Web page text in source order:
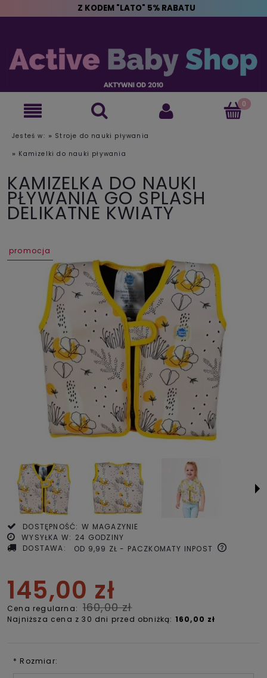
Z KODEM "LATO" 5% RABATU
Jesteś w: » Stroje do nauki pływania
» Kamizelki do nauki pływania
KAMIZELKA DO NAUKI
PŁYWANIA GO SPLASH
DELIKATNE KWIATY
promocja
DOSTĘPNOŚĆ: W MAGAZYNIE
WYSYŁKA W: 24 GODZINY
DOSTAWA:
OD 9,99 ZŁ - PACZKOMATY INPOST
145,00 zł
Cena regularna: 160,00 zł
Najniższa cena z 30 dni przed obniżką: 160,00 zł
* Rozmiar: